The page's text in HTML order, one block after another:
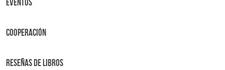
Eventos
Cooperación
Reseñas de libros